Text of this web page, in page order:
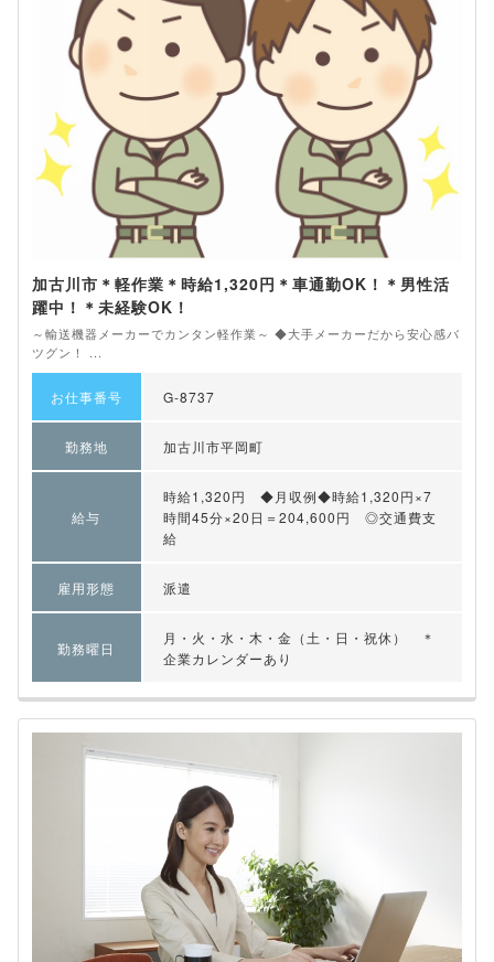
加古川市＊軽作業＊時給1,320円＊車通勤OK！＊男性活
躍中！＊未経験OK！
～輸送機器メーカーでカンタン軽作業～ ◆大手メーカーだから安心感バ
ツグン！ ...
お仕事番号 G-8737
勤務地 加古川市平岡町
給与
時給1,320円 ◆月収例◆時給1,320円×7
時間45分×20日＝204,600円 ◎交通費支
給
雇用形態 派遣
勤務曜日
月・火・水・木・金（土・日・祝休） ＊
企業カレンダーあり